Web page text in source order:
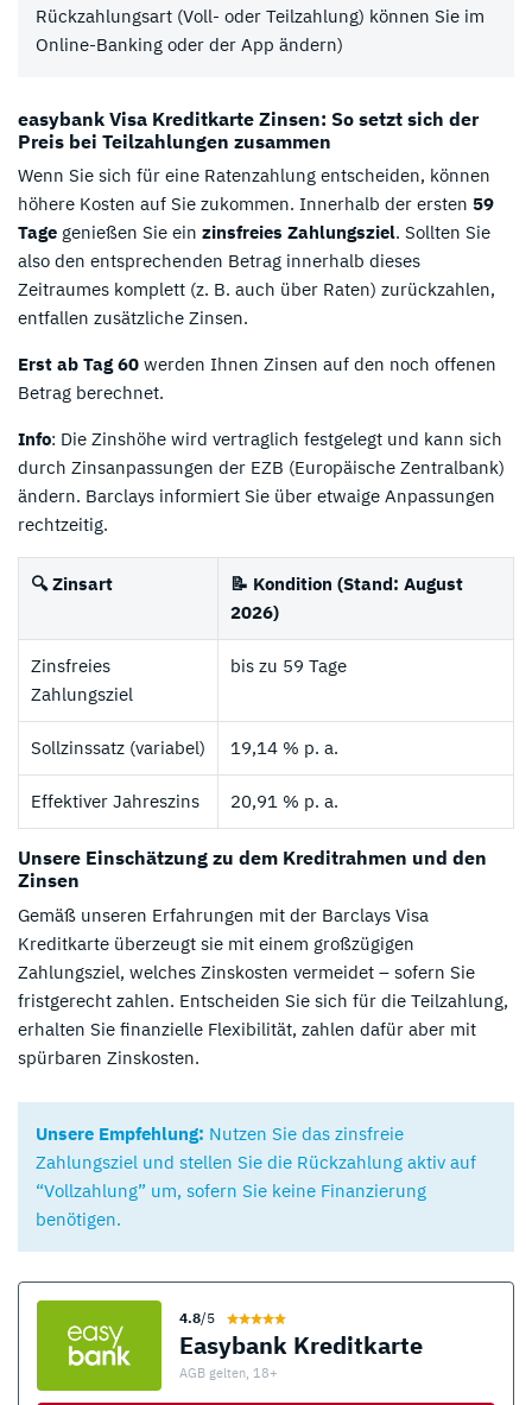
Rückzahlungsart (Voll- oder Teilzahlung) können Sie im
Online-Banking oder der App ändern)
easybank Visa Kreditkarte Zinsen: So setzt sich der
Preis bei Teilzahlungen zusammen
Wenn Sie sich für eine Ratenzahlung entscheiden, können
höhere Kosten auf Sie zukommen. Innerhalb der ersten 59
Tage genießen Sie ein zinsfreies Zahlungsziel. Sollten Sie
also den entsprechenden Betrag innerhalb dieses
Zeitraumes komplett (z. B. auch über Raten) zurückzahlen,
entfallen zusätzliche Zinsen.
Erst ab Tag 60 werden Ihnen Zinsen auf den noch offenen
Betrag berechnet.
Info: Die Zinshöhe wird vertraglich festgelegt und kann sich
durch Zinsanpassungen der EZB (Europäische Zentralbank)
ändern. Barclays informiert Sie über etwaige Anpassungen
rechtzeitig.
🔍 Zinsart
📝 Kondition (Stand: August
2026)
Zinsfreies
Zahlungsziel
bis zu 59 Tage
Sollzinssatz (variabel) 19,14 % p. a.
Effektiver Jahreszins 20,91 % p. a.
Unsere Einschätzung zu dem Kreditrahmen und den
Zinsen
Gemäß unseren Erfahrungen mit der Barclays Visa
Kreditkarte überzeugt sie mit einem großzügigen
Zahlungsziel, welches Zinskosten vermeidet – sofern Sie
fristgerecht zahlen. Entscheiden Sie sich für die Teilzahlung,
erhalten Sie finanzielle Flexibilität, zahlen dafür aber mit
spürbaren Zinskosten.
Unsere Empfehlung: Nutzen Sie das zinsfreie
Zahlungsziel und stellen Sie die Rückzahlung aktiv auf
“Vollzahlung” um, sofern Sie keine Finanzierung
benötigen.
4.8/5
Easybank Kreditkarte
AGB gelten, 18+